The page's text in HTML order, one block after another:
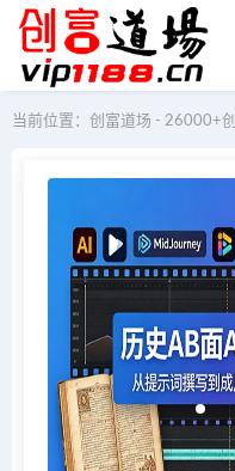
当前位置： 创富道场 - 26000+创业副